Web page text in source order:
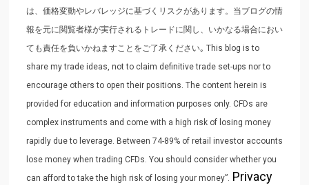
は、価格変動やレバレッジに基づくリスクがあります。当ブログの情
報を元に閲覧者様が実行されるトレードに関し、いかなる場合におい
ても責任を負いかねますことをご了承ください｡ This blog is to
share my trade ideas, not to claim definitive trade set-ups nor to
encourage others to open their positions. The content herein is
provided for education and information purposes only. CFDs are
complex instruments and come with a high risk of losing money
rapidly due to leverage. Between 74-89% of retail investor accounts
lose money when trading CFDs. You should consider whether you
can afford to take the high risk of losing your money”. Privacy